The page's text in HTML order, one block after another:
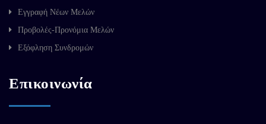
Εγγραφή Νέων Μελών
Προβολές-Προνόμια Μελών
Εξόφληση Συνδρομών
Επικοινωνία